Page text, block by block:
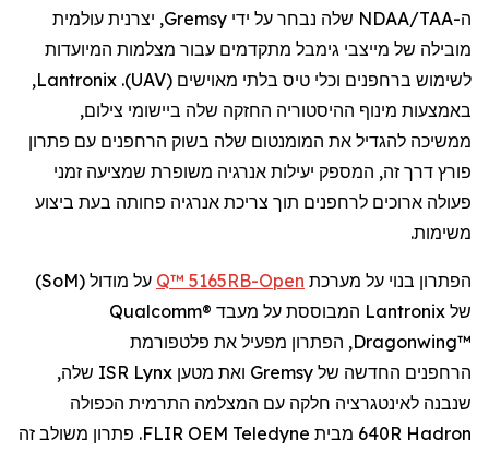
ה-
NDAA/TAA שלה נבחר על ידי Gremsy, יצרנית עולמית
מובילה של מייצבי גימבל מתקדמים עבור מצלמות המיועדות
לשימוש ברחפנים וכלי טיס בלתי מאוישים (UAV
).
Lantronix
,
באמצעות מינוף ההיסטוריה החזקה שלה ביישומי צילום,
ממשיכה להגדיל את המומנטום שלה בשוק הרחפנים עם פתרון
פורץ דרך זה, המספק יעילות אנרגיה משופרת שמציעה זמני
פעולה ארוכים לרחפנים תוך צריכת אנרגיה פחותה בעת ביצוע
משימות.
הפתרון בנוי על מערכת Open
-Q™ 5165RB על מודול (SoM
)
של Lantronix המבוססת על מעבד Qualcomm®
Dragonwing™, הפתרון מפעיל את פלטפורמת
הרחפנים החדשה של Gremsy ואת מטען Lynx
ISR שלה,
שנבנה לאינטגרציה חלקה עם המצלמה התרמית הכפולה
Hadron
Teledyne
FLIR OEM. פתרון משולב זה